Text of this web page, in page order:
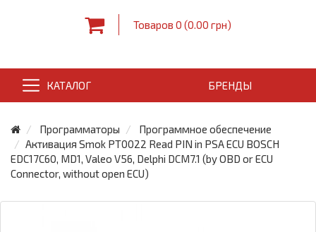
Товаров 0 (0.00 грн)
КАТАЛОГ БРЕНДЫ
Программаторы
Программное обеспечение
Активация Smok PT0022 Read PIN in PSA ECU BOSCH
EDC17C60, MD1, Valeo V56, Delphi DCM7.1 (by OBD or ECU
Connector, without open ECU)